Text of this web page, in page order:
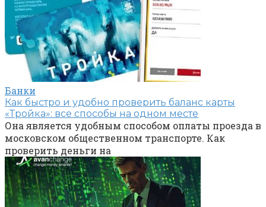
Банки
Как быстро и удобно проверить баланс карты
«Тройка»: все способы на одном месте
Она является удобным способом оплаты проезда в
московском общественном транспорте. Как
проверить деньги на